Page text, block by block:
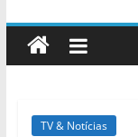
TV & Notícias